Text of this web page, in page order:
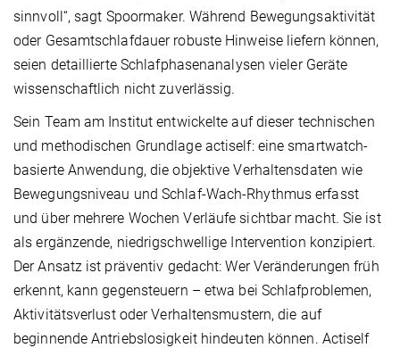
sinnvoll“, sagt Spoormaker. Während Bewegungs­aktivität
oder Gesamtschlafdauer robuste Hinweise liefern können,
seien detaillierte Schlafphasenanalysen vieler Geräte
wissenschaftlich nicht zuverlässig.
Sein Team am Institut entwickelte auf dieser technischen
und methodischen Grundlage actiself: eine smartwatch­
basierte Anwendung, die objektive Verhaltensdaten wie
Bewegungsniveau und Schlaf-Wach-Rhythmus erfasst
und über mehrere Wochen Verläufe sichtbar macht. Sie ist
als ergänzende, niedrigschwellige Intervention konzipiert.
Der Ansatz ist präventiv gedacht: Wer Veränderungen früh
erkennt, kann gegensteuern – etwa bei Schlafproblemen,
Aktivitätsverlust oder Verhaltensmustern, die auf
beginnende Antriebslosigkeit hin­deuten können. Actiself